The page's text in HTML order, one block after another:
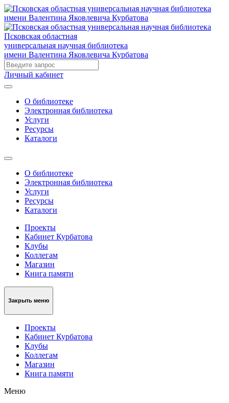
Псковская областная
универсальная научная библиотека
имени Валентина Яковлевича Курбатова
Личный кабинет
О библиотеке
Электронная библиотека
Услуги
Ресурсы
Каталоги
О библиотеке
Электронная библиотека
Услуги
Ресурсы
Каталоги
Проекты
Кабинет Курбатова
Клубы
Коллегам
Магазин
Книга памяти
Закрыть меню
Проекты
Кабинет Курбатова
Клубы
Коллегам
Магазин
Книга памяти
Меню